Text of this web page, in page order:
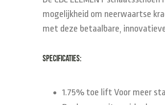
mogelijkheid om neerwaartse
met deze betaalbare,
Specificaties:
1.75% toe lift Voor meer